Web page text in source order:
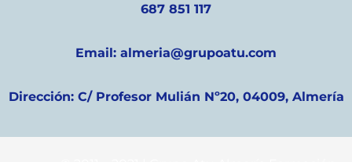
687 851 117
Email: almeria@grupoatu.com
Dirección: C/ Profesor Mulián Nº20, 04009, Almería